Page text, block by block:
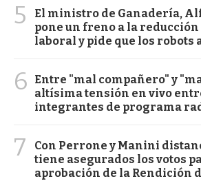
5
El ministro de Ganadería,
pone un freno a la
laboral y pide que los robots
6
Entre "mal compañero" y
altísima tensión en vivo
integrantes de programa
7
Con Perrone y Manini
tiene asegurados los votos
aprobación de la Rendición